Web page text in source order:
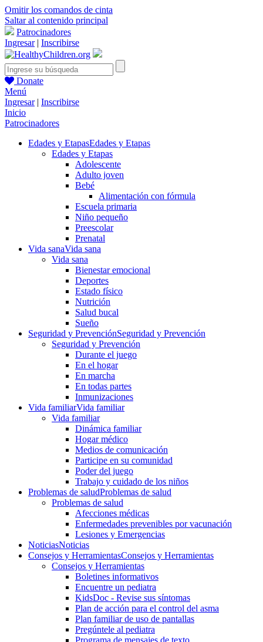
Omitir los comandos de cinta
Saltar al contenido principal
Patrocinadores
Ingresar| Inscribirse
Donate
Menú
Ingresar| Inscribirse
Inicio
Patrocinadores
Edades y EtapasEdades y Etapas
Edades y Etapas
Adolescente
Adulto joven
Bebé
Alimentación con fórmula
Escuela primaria
Niño pequeño
Preescolar
Prenatal
Vida sanaVida sana
Vida sana
Bienestar emocional
Deportes
Estado físico
Nutrición
Salud bucal
Sueño
Seguridad y PrevenciónSeguridad y Prevención
Seguridad y Prevención
Durante el juego
En el hogar
En marcha
En todas partes
Inmunizaciones
Vida familiarVida familiar
Vida familiar
Dinámica familiar
Hogar médico
Medios de comunicación
Participe en su comunidad
Poder del juego
Trabajo y cuidado de los niños
Problemas de saludProblemas de salud
Problemas de salud
Afecciones médicas
Enfermedades prevenibles por vacunación
Lesiones y Emergencias
NoticiasNoticias
Consejos y HerramientasConsejos y Herramientas
Consejos y Herramientas
Boletines informativos
Encuentre un pediatra
KidsDoc - Revise sus síntomas
Plan de acción para el control del asma
Plan familiar de uso de pantallas
Pregúntele al pediatra
Programa de mensajes de texto